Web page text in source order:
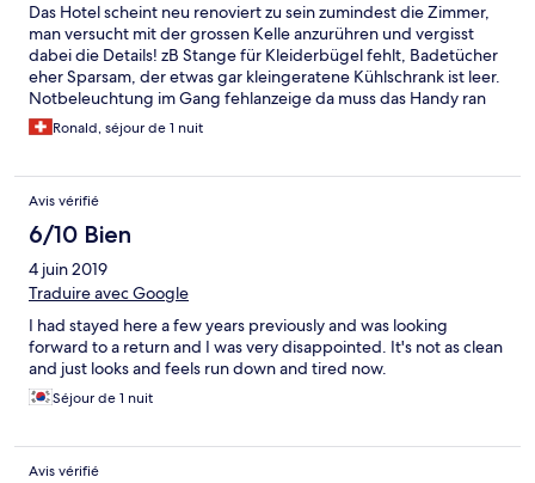
Das Hotel scheint neu renoviert zu sein zumindest die Zimmer,
man versucht mit der grossen Kelle anzurühren und vergisst
dabei die Details! zB Stange für Kleiderbügel fehlt, Badetücher
eher Sparsam, der etwas gar kleingeratene Kühlschrank ist leer.
Notbeleuchtung im Gang fehlanzeige da muss das Handy ran
beim fast täglichem Strohmausfall. ABER: Ansonsten ist das
Zimmer ein Wow Effekt! spezialbeleuchtung im Schlafzimmer....
Dusche, das alles ist Top und die Preisleistung sowieso. (Kleine
Suite upgegradet, mann gönnt sich ja sonst nix)
Ronald, séjour de 1 nuit
Avis vérifié
6/10 Bien
4 juin 2019
Traduire avec Google
I had stayed here a few years previously and was looking
forward to a return and I was very disappointed. It's not as clean
and just looks and feels run down and tired now.
Séjour de 1 nuit
Avis vérifié